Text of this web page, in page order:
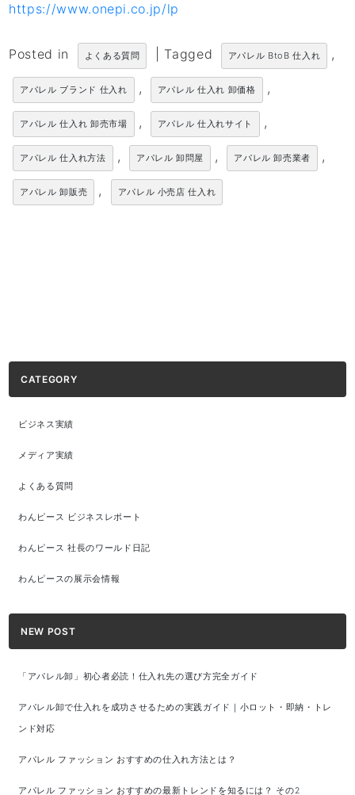
https://www.onepi.co.jp/lp
Posted in よくある質問 Tagged アパレル BtoB 仕入れ ,
アパレル ブランド 仕入れ , アパレル 仕入れ 卸価格 ,
アパレル 仕入れ 卸売市場 , アパレル 仕入れサイト ,
アパレル 仕入れ方法 , アパレル 卸問屋 , アパレル 卸売業者 ,
アパレル 卸販売 , アパレル 小売店 仕入れ
CATEGORY
ビジネス実績
メディア実績
よくある質問
わんピース ビジネスレポート
わんピース 社長のワールド日記
わんピースの展示会情報
NEW POST
「アパレル卸」初心者必読！仕入れ先の選び方完全ガイド
アパレル卸で仕入れを成功させるための実践ガイド｜小ロット・即納・トレ
ンド対応
アパレル ファッション おすすめの仕入れ方法とは？
アパレル ファッション おすすめの最新トレンドを知るには？ その2